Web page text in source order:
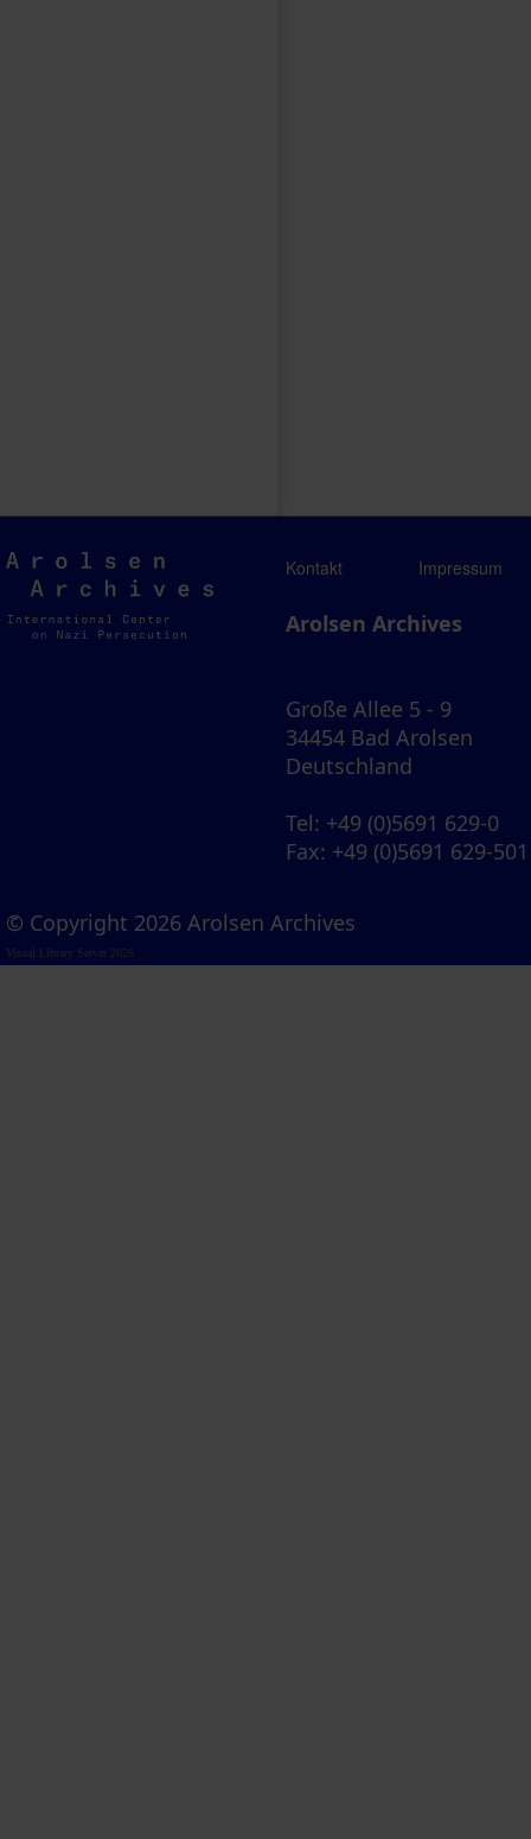
Arolsen
Archives
Kontakt Impressum
Arolsen Archives
Große Allee 5 - 9
34454 Bad Arolsen
Deutschland
Tel: +49 (0)5691 629-0
Fax: +49 (0)5691 629-501
© Copyright 2026 Arolsen Archives
Visual Library Server 2026